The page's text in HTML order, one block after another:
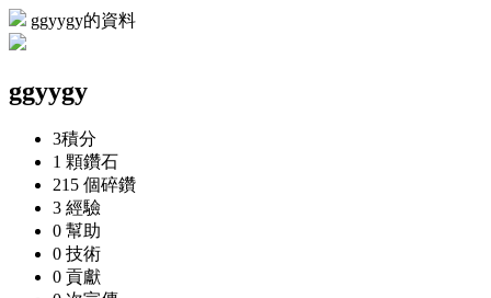
ggyygy的資料
ggyygy
3積分
1 顆鑽石
215 個碎鑽
3 經驗
0 幫助
0 技術
0 貢獻